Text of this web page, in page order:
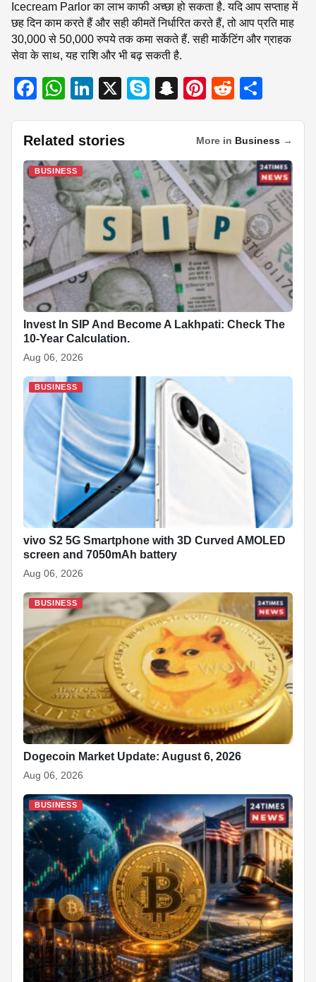
Icecream Parlor का लाभ काफी अच्छा हो सकता है. यदि आप सप्ताह में
छह दिन काम करते हैं और सही कीमतें निर्धारित करते हैं, तो आप प्रति माह
30,000 से 50,000 रुपये तक कमा सकते हैं. सही मार्केटिंग और ग्राहक
सेवा के साथ, यह राशि और भी बढ़ सकती है.
F
c
e
b
o
o
k
W
at
s
A
p
p
Li
k
e
dI
n
X
S
e
S
p
c
h
at
Pi
er
e
st
R
d
di
t
ar
e
Related stories More in Business →
BUSINESS
Invest In SIP And Become A Lakhpati: Check The
10-Year Calculation.
Aug 06, 2026
BUSINESS
vivo S2 5G Smartphone with 3D Curved AMOLED
screen and 7050mAh battery
Aug 06, 2026
BUSINESS
Dogecoin Market Update: August 6, 2026
Aug 06, 2026
BUSINESS